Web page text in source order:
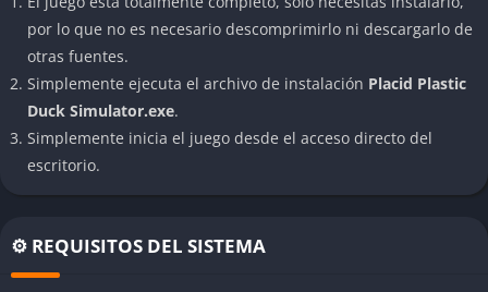
Simulación relajante y absurda
Este juego se construye sobre la idea de que la calma también
puede ser divertida. Su mecánica principal es simplemente
observar cómo los patitos interactúan entre sí, en una mezcla
entre física realista y animación caricaturesca.
Cada pato tiene su propia apariencia y personalidad, desde un
por lo que no es necesario descomprimirlo ni descargarlo de
otras fuentes.
Simplemente ejecuta el archivo de instalación Placid Plastic
Duck Simulator.exe.
Simplemente inicia el juego desde el acceso directo del
escritorio.
⚙️ REQUISITOS DEL SISTEMA